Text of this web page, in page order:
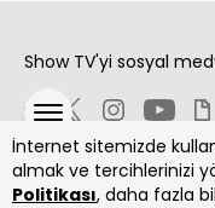
İnternet sitemizde
almak ve tercihlerinizi
Politikası, daha fazla
Show TV'yi sosyal